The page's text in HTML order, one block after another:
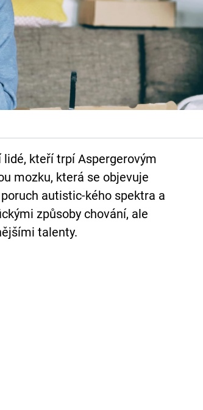
kteří trpí Aspergerovým
mozku, která se objevuje
autistic-kého spektra a
způsoby chování, ale
talenty.